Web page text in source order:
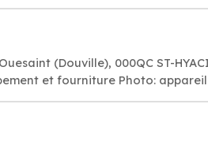
(Douville), 000QC ST-
et fourniture Photo: